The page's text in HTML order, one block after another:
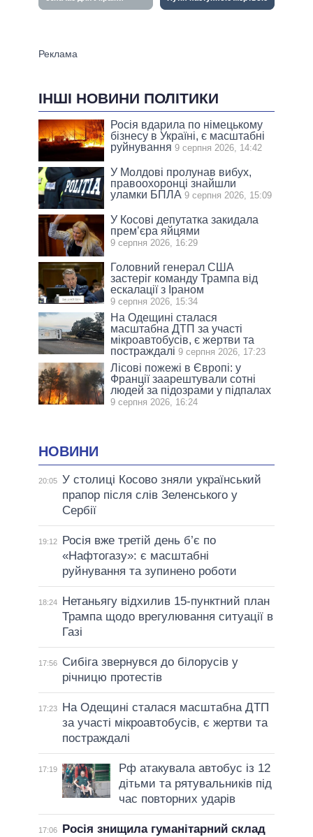
ІНШІ НОВИНИ ПОЛІТИКИ
Росія вдарила по німецькому
бізнесу в Україні, є масштабні
руйнування 9 серпня 2026, 14:42
У Молдові пролунав вибух,
правоохоронці знайшли
уламки БПЛА 9 серпня 2026, 15:09
У Косові депутатка закидала
прем’єра яйцями
9 серпня 2026, 16:29
Головний генерал США
застеріг команду Трампа від
ескалації з Іраном
9 серпня 2026, 15:34
На Одещині сталася
масштабна ДТП за участі
мікроавтобусів, є жертви та
постраждалі 9 серпня 2026, 17:23
Лісові пожежі в Європі: у
Франції заарештували сотні
людей за підозрами у підпалах
9 серпня 2026, 16:24
НОВИНИ
20:05 У столиці Косово зняли український
прапор після слів Зеленського у
Сербії
19:12
Росія вже третій день б’є по
«Нафтогазу»: є масштабні
руйнування та зупинено роботи
18:24
Нетаньягу відхилив 15-пунктний план
Трампа щодо врегулювання ситуації в
Газі
17:56
Сибіга звернувся до білорусів у
річницю протестів
17:23
На Одещині сталася масштабна ДТП
за участі мікроавтобусів, є жертви та
постраждалі
17:19
Рф атакувала автобус із 12
дітьми та рятувальників під
час повторних ударів
17:06
Росія знищила гуманітарний склад